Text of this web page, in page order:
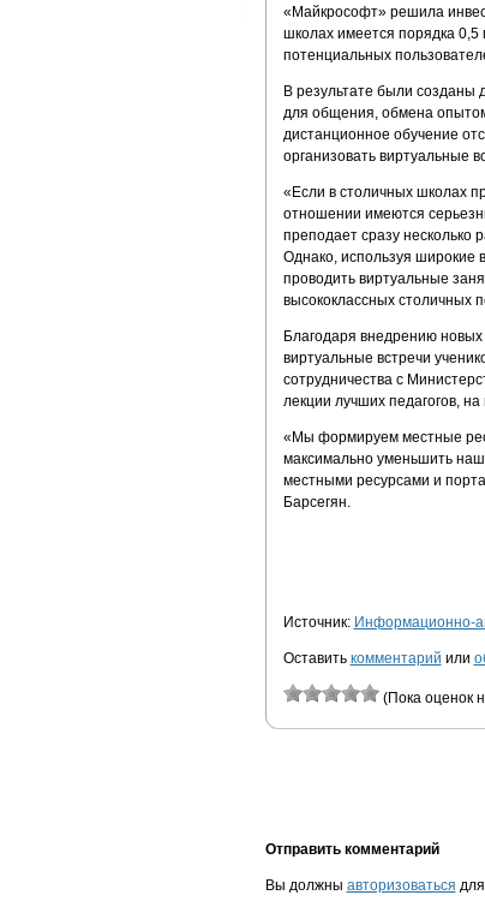
«Майкрософт» решила
школах имеется порядка 0,5
потенциальных
В результате были созданы
для общения, обмена
дистанционное обучение
организовать виртуальные
«Если в столичных школах
отношении имеются
преподает сразу несколько
Однако, используя широкие
проводить виртуальные
высококлассных столичных
Благодаря внедрению
виртуальные встречи
сотрудничества с
лекции лучших педагогов, на
«Мы формируем местные
максимально уменьшить
местными ресурсами и
Барсегян.
Источник: Информационно-
Оставить комментарий или
(Пока оценок
Отправить комментарий
Вы должны авторизоваться